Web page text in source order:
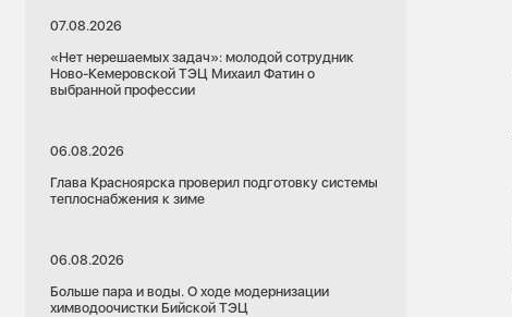
07.08.2026
«Нет нерешаемых задач»: молодой сотрудник
Ново-Кемеровской ТЭЦ Михаил Фатин о
выбранной профессии
06.08.2026
Глава Красноярска проверил подготовку системы
теплоснабжения к зиме
06.08.2026
Больше пара и воды. О ходе модернизации
химводоочистки Бийской ТЭЦ